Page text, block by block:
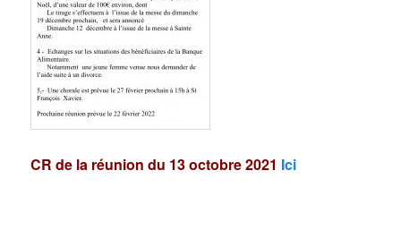
CR de la réunion du 13 octobre 2021 Ici